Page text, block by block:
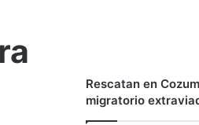
Rescatan en
migratorio